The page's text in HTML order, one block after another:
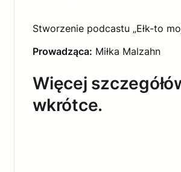
Stworzenie podcastu „Ełk-to
Prowadząca: Miłka Malzahn
Więcej
wkrótce.